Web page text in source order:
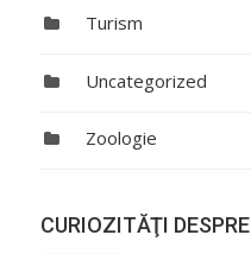
Turism
Uncategorized
Zoologie
CURIOZITĂŢI DESPRE